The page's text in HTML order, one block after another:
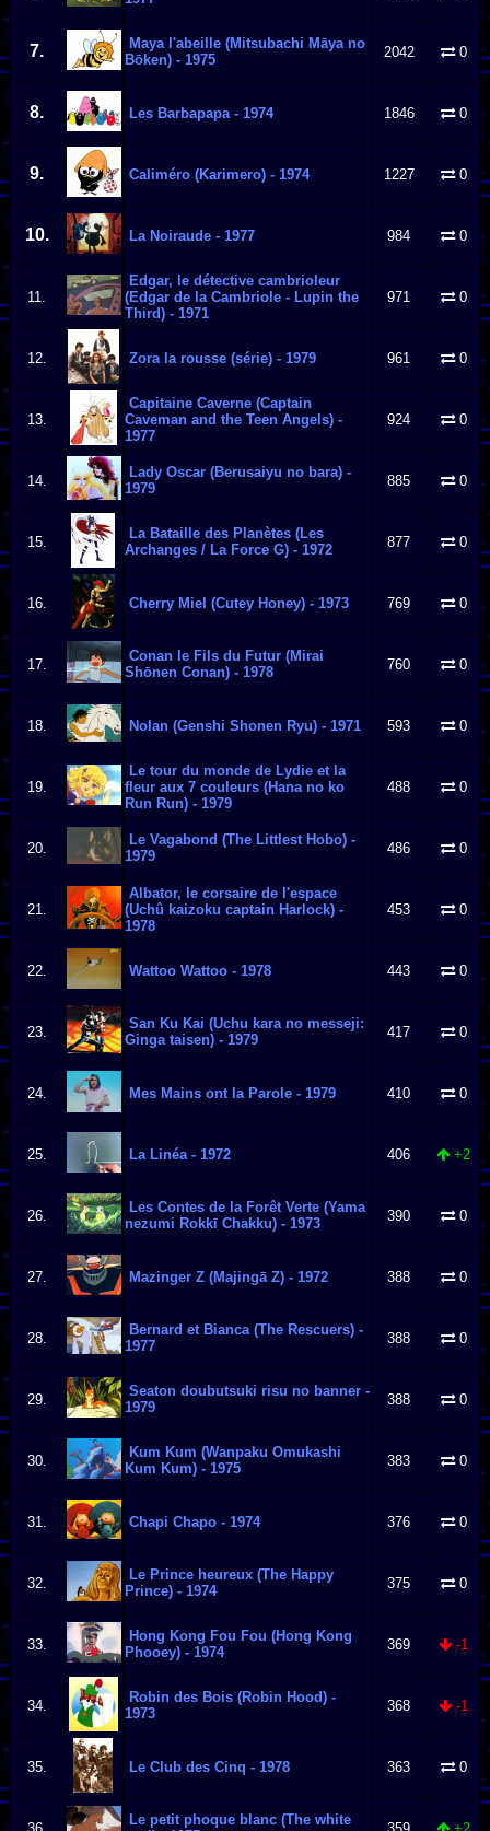
7.
Maya l'abeille (Mitsubachi Māya no
Bōken) - 1975
2042 0
8. Les Barbapapa - 1974 1846 0
9. Caliméro (Karimero) - 1974 1227 0
10. La Noiraude - 1977 984 0
11.
Edgar, le détective cambrioleur
(Edgar de la Cambriole - Lupin the
Third) - 1971
971 0
12. Zora la rousse (série) - 1979 961 0
13.
Capitaine Caverne (Captain
Caveman and the Teen Angels) -
1977
924 0
14.
Lady Oscar (Berusaiyu no bara) -
1979
885 0
15.
La Bataille des Planètes (Les
Archanges / La Force G) - 1972
877 0
16. Cherry Miel (Cutey Honey) - 1973 769 0
17.
Conan le Fils du Futur (Mirai
Shōnen Conan) - 1978
760 0
18. Nolan (Genshi Shonen Ryu) - 1971 593 0
19.
Le tour du monde de Lydie et la
fleur aux 7 couleurs (Hana no ko
Run Run) - 1979
488 0
20.
Le Vagabond (The Littlest Hobo) -
1979
486 0
21.
Albator, le corsaire de l'espace
(Uchû kaizoku captain Harlock) -
1978
453 0
22. Wattoo Wattoo - 1978 443 0
23.
San Ku Kai (Uchu kara no messeji:
Ginga taisen) - 1979
417 0
24. Mes Mains ont la Parole - 1979 410 0
25. La Linéa - 1972 406 +2
26.
Les Contes de la Forêt Verte (Yama
nezumi Rokkī Chakku) - 1973
390 0
27. Mazinger Z (Majingā Z) - 1972 388 0
28.
Bernard et Bianca (The Rescuers) -
1977
388 0
29.
Seaton doubutsuki risu no banner -
1979
388 0
30.
Kum Kum (Wanpaku Omukashi
Kum Kum) - 1975
383 0
31. Chapi Chapo - 1974 376 0
32.
Le Prince heureux (The Happy
Prince) - 1974
375 0
33.
Hong Kong Fou Fou (Hong Kong
Phooey) - 1974
369 -1
34.
Robin des Bois (Robin Hood) -
1973
368 -1
35. Le Club des Cinq - 1978 363 0
Le petit phoque blanc (The white